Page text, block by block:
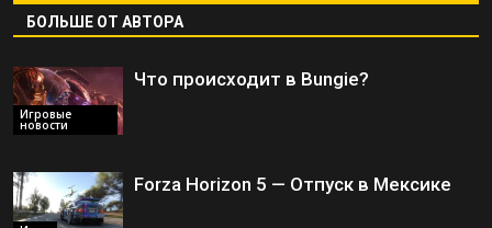
БОЛЬШЕ ОТ АВТОРА
Игровые
новости
Что происходит в Bungie?
Forza Horizon 5 — Отпуск в Мексике